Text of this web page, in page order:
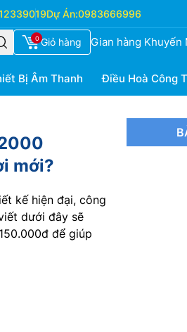
Dự Án:0983666996
0 Giỏ hàng Gian hàng Khuyến
Bị Âm Thanh Điều Hoà Công
mới?
kế hiện đại, công
dưới đây sẽ
để giúp